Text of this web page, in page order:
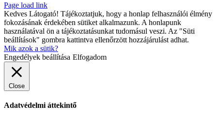
Page load link
Kedves Látogató! Tájékoztatjuk, hogy a honlap felhasználói élmény
fokozásának érdekében sütiket alkalmazunk. A honlapunk
használatával ön a tájékoztatásunkat tudomásul veszi. Az "Süti
beállítások" gombra kattintva ellenőrzött hozzájárulást adhat.
Mik azok a sütik?
Engedélyek beállítása Elfogadom
Close
Adatvédelmi áttekintő